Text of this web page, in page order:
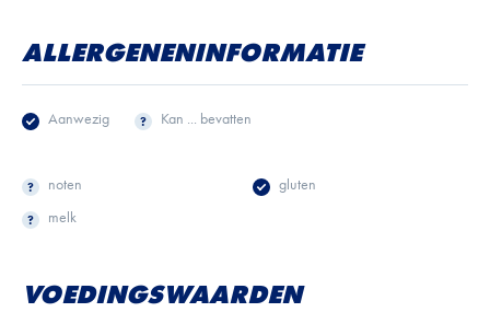
ALLERGENENINFORMATIE
Aanwezig Kan ... bevatten
noten
melk
gluten
VOEDINGSWAARDEN